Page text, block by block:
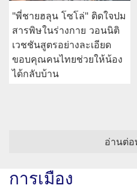
"พี่ชายฮลุน โซโล่" ติดใจปม
สารพิษในร่างกาย วอนนิติ
เวชชันสูตรอย่างละเอียด
ขอบคุณคนไทยช่วยให้น้อง
ได้กลับบ้าน
อ่านต่
การเมือง